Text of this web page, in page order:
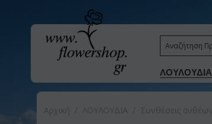
ΛΟΥΛΟΥΔΙΑ